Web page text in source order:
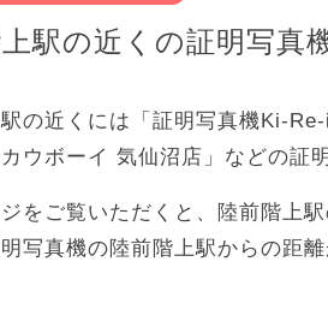
駅の近くの証明写真
の近くには「証明写真機Ki-
ウボーイ 気仙沼店」などの証
をご覧いただくと、陸前階上
写真機の陸前階上駅からの距